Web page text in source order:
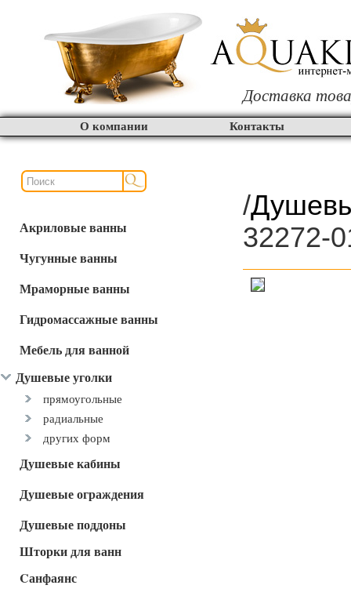
Доставка
О компании Контакты
Акриловые ванны
Чугунные ванны
Мраморные ванны
Гидромассажные ванны
Мебель для ванной
Душевые уголки
прямоугольные
радиальные
других форм
Душевые кабины
Душевые ограждения
Душевые поддоны
Шторки для ванн
Cанфаянс
/
32272-